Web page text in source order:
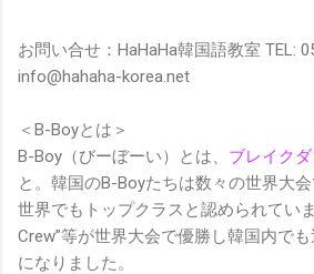
お問い合せ：HaHaHa韓国語教室 TEL:
info@hahaha-korea.net
＜B-Boyとは＞
B-Boy（びーぼーい）とは、 ブレイク
と。韓国のB-Boyたちは数々の世界大
世界でもトップクラスと認められてい
Crew”等が世界大会で優勝し韓国内で
になりました。